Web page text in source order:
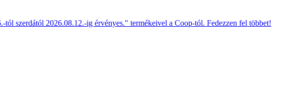
szerdától 2026.08.12.-ig érvényes." termékeivel a Coop-tól. Fedezzen fel többet!